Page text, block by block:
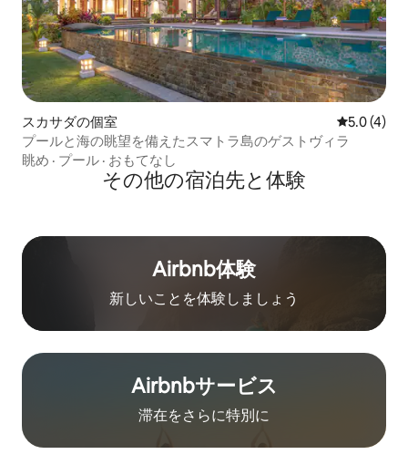
スカサダの個室 レビュー4
5.0 (4)
プールと海の眺望を備えたスマトラ島のゲストヴィラ
眺め · プール · おもてなし
その他の宿⁠泊⁠先と体⁠験
Airbnb体験
新しいことを体験しましょう
Airbnb⁠サ⁠ー⁠ビ⁠ス
滞在をさ⁠ら⁠に特⁠別⁠に